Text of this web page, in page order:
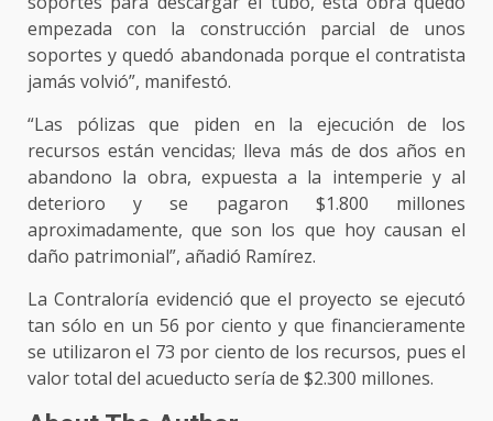
empezada con la construcción parcial de unos
soportes y quedó abandonada porque el contratista
jamás volvió”, manifestó.
“Las pólizas que piden en la ejecución de los
recursos están vencidas; lleva más de dos años en
abandono la obra, expuesta a la intemperie y al
deterioro y se pagaron $1.800 millones
aproximadamente, que son los que hoy causan el
daño patrimonial”, añadió Ramírez.
La Contraloría evidenció que el proyecto se ejecutó
tan sólo en un 56 por ciento y que financieramente
se utilizaron el 73 por ciento de los recursos, pues el
valor total del acueducto sería de $2.300 millones.